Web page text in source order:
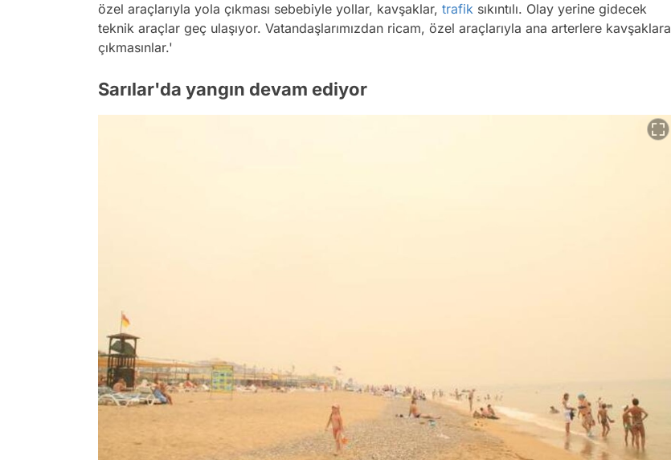
özel araçlarıyla yola çıkması sebebiyle yollar, kavşaklar, trafik sıkıntılı. Olay yerine gidecek
teknik araçlar geç ulaşıyor. Vatandaşlarımızdan ricam, özel araçlarıyla ana arterlere kavşaklara
çıkmasınlar.'
Sarılar'da yangın devam ediyor